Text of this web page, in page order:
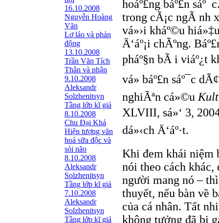
16.10.2008
Nguyễn Hoàng
Văn
Lơ láo và phản
động
13.10.2008
Trần Văn Tích
Thân và phận
9.10.2008
Aleksandr
Solzhenitsyn
Tầng lớp kĩ giả
8.10.2008
Chu Đại Khả
Hiện tượng văn
hoá sữa độc và
sỏi não
8.10.2008
Aleksandr
Solzhenitsyn
Tầng lớp kĩ giả
7.10.2008
Aleksandr
Solzhenitsyn
Tầng lớp kĩ giả
hoáº£ng báº£n
trong cÃ¡c ngÃ nh
vá»›i kháº©u
Ä‘áº¡i chÃºng.
pháº§n bÃ i viáº¿t
vá» báº£n sáº¯c
nghiÃªn cá»©u
XLVIII, sá»‘ 3,
dá»‹ch Ä‘áº·t.
Khi đem khái niệm
nói theo cách khác,
người mang nó –
thuyết, nếu bàn về
của cá nhân. Tất
không tưởng đã bị